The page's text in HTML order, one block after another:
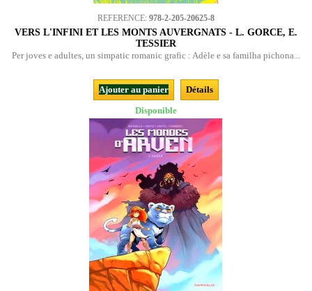
REFERENCE: 978-2-205-20625-8
VERS L'INFINI ET LES MONTS AUVERGNATS - L. GORCE, E.
TESSIER
Per joves e adultes, un simpatic romanic grafic : Adèle e sa familha pichona...
Ajouter au panier
Détails
Disponible